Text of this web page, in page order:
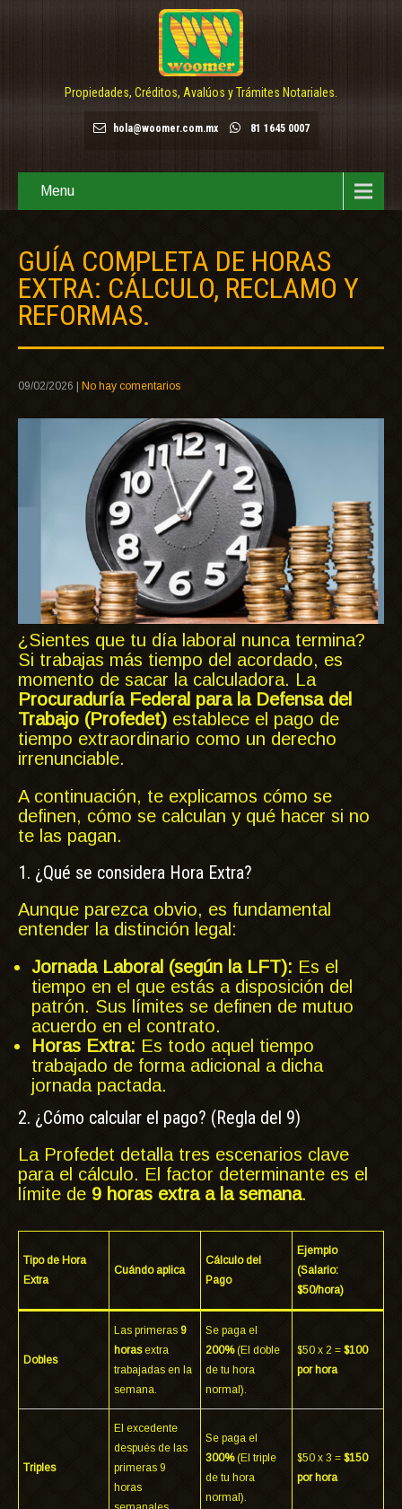
Propiedades, Créditos, Avalúos y Trámites Notariales.
hola@woomer.com.mx 81 1645 0007
Menu
GUÍA COMPLETA DE HORAS
EXTRA: CÁLCULO, RECLAMO Y
REFORMAS.
09/02/2026 No hay comentarios
¿Sientes que tu día laboral nunca termina?
Si trabajas más tiempo del acordado, es
momento de sacar la calculadora. La
Procuraduría Federal para la Defensa del
Trabajo (Profedet) establece el pago de
tiempo extraordinario como un derecho
irrenunciable.
A continuación, te explicamos cómo se
definen, cómo se calculan y qué hacer si no
te las pagan.
1. ¿Qué se considera Hora Extra?
Aunque parezca obvio, es fundamental
entender la distinción legal:
Jornada Laboral (según la LFT): Es el
tiempo en el que estás a disposición del
patrón. Sus límites se definen de mutuo
acuerdo en el contrato.
Horas Extra: Es todo aquel tiempo
trabajado de forma adicional a dicha
jornada pactada.
2. ¿Cómo calcular el pago? (Regla del 9)
La Profedet detalla tres escenarios clave
para el cálculo. El factor determinante es el
límite de 9 horas extra a la semana.
Tipo de Hora
Extra
Cuándo aplica
Cálculo del
Pago
Ejemplo
(Salario:
$50/hora)
Dobles
Las primeras 9
horasextra
trabajadas en la
semana.
Se paga el
200%(El doble
de tu hora
normal).
$50 x 2 = $100
por hora
Triples
El excedente
después de las
primeras 9
horas
Se paga el
300%(El triple
de tu hora
normal).
$50 x 3 = $150
por hora